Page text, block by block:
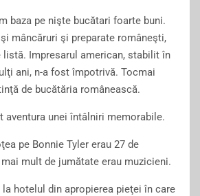
baza pe nişte bucătari foarte buni.
mâncăruri şi preparate româneşti,
listă. Impresarul american, stabilit în
ani, n-a fost împotrivă. Tocmai
de bucătăria românească.
aventura unei întâlniri memorabile.
pe Bonnie Tyler erau 27 de
mult de jumătate erau muzicieni.
la hotelul din apropierea pieţei în care